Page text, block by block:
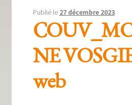
Mentions légales / Données
Recevoir notre newsletter
Publié le 27 décembre 2023
NE
web